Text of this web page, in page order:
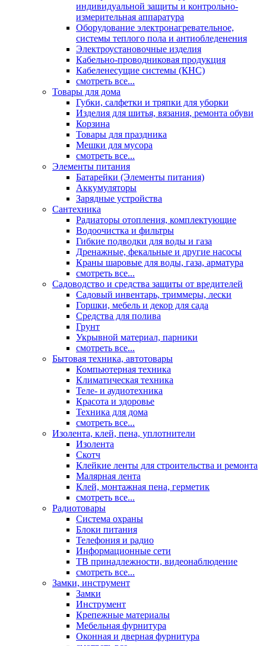
индивидуальной защиты и контрольно-
измерительная аппаратура
Оборудование электронагревательное,
системы теплого пола и антиобледенения
Электроустановочные изделия
Кабельно-проводниковая продукция
Кабеленесущие системы (КНС)
смотреть все...
Товары для дома
Губки, салфетки и тряпки для уборки
Изделия для шитья, вязания, ремонта обуви
Корзина
Товары для праздника
Мешки для мусора
смотреть все...
Элементы питания
Батарейки (Элементы питания)
Аккумуляторы
Зарядные устройства
Сантехника
Радиаторы отопления, комплектующие
Водоочистка и фильтры
Гибкие подводки для воды и газа
Дренажные, фекальные и другие насосы
Краны шаровые для воды, газа, арматура
смотреть все...
Садоводство и средства защиты от вредителей
Садовый инвентарь, триммеры, лески
Горшки, мебель и декор для сада
Средства для полива
Грунт
Укрывной материал, парники
смотреть все...
Бытовая техника, автотовары
Компьютерная техника
Климатическая техника
Теле- и аудиотехника
Красота и здоровье
Техника для дома
смотреть все...
Изолента, клей, пена, уплотнители
Изолента
Скотч
Клейкие ленты для строительства и ремонта
Малярная лента
Клей, монтажная пена, герметик
смотреть все...
Радиотовары
Система охраны
Блоки питания
Телефония и радио
Информационные сети
ТВ принадлежности, видеонаблюдение
смотреть все...
Замки, инструмент
Замки
Инструмент
Крепежные материалы
Мебельная фурнитура
Оконная и дверная фурнитура